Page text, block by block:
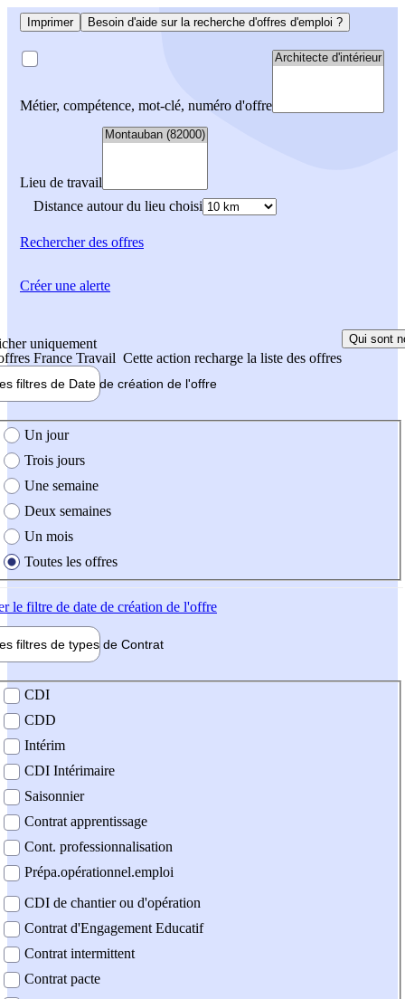
Imprimer Besoin d'aide sur la recherche d'offres d'emploi ?
Métier, compétence, mot-clé, numéro d'offre
Lieu de travail
Distance autour du lieu choisi
Rechercherdes offres
uniquement
France Travail Cette action recharge la liste des offres
Qui sont
filtres de Date de création de l'offre
création de l'offre
Un jour
Trois jours
Une semaine
Deux semaines
Un mois
Toutes les offres
le filtre de date de création de l'offre
filtres de types de Contrat
contrat
CDI
CDD
Intérim
CDI Intérimaire
Saisonnier
Contrat apprentissage
Cont. professionnalisation
Prépa.opérationnel.emploi
CDI de chantier ou d'opération
Contrat d'Engagement Educatif
Contrat intermittent
Contrat pacte
Créer une alerte